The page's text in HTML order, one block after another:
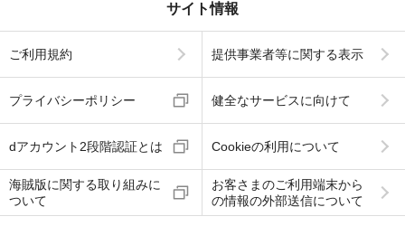
サイト情報
ご利用規約 提供事業者等に関する表示
プライバシーポリシー 健全なサービスに向けて
dアカウント2段階認証とは Cookieの利用について
海賊版に関する取り組みに
ついて
お客さまのご利用端末から
の情報の外部送信について